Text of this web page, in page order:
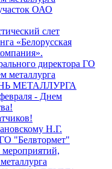
ОАО
слет
«Белорусская
директора ГО
металлурга
МЕТАЛЛУРГА
- Днем
Н.Г.
"Белвтормет"